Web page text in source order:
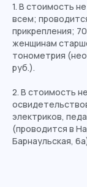
1. В стоимость
всем;
прикрепления;
женщинам
тонометрия
руб.).
2. В стоимость
электриков,
(проводится в
Барнаульская,